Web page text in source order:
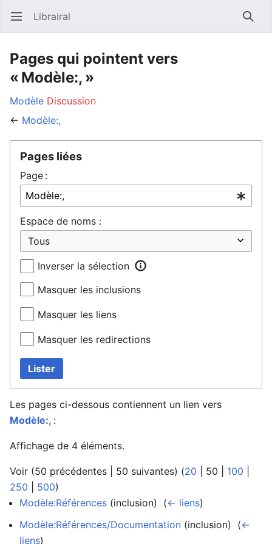
Ouvrir le menu principal Librairal
Pages qui pointent vers
« Modèle:, »
Modèle Discussion
← Modèle:,
Pages liées
Page :
Espace de noms :
Inverser la sélection
Masquer les inclusions
Masquer les liens
Masquer les redirections
Lister
Les pages ci-dessous contiennent un lien vers
Modèle:, :
Affichage de 4 éléments.
Voir (50 précédentes 50 suivantes) (20 50 100
250
500)
Modèle:Références (inclusion) ‎ (← liens)
Modèle:Références/Documentation (inclusion) ‎ (←
liens)